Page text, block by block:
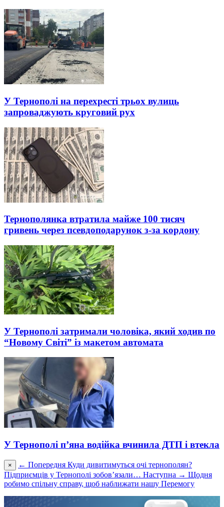
У Тернополі на перехресті трьох вулиць
запроваджують круговий рух
Тернополянка втратила майже 100 тисяч
гривень через псевдоподарунок з-за кордону
У Тернополі затримали чоловіка, який ходив по
“Новому Світі” із макетом автомата
У Тернополі п’яна водійка вчинила ДТП і втекла
× ← Попередня Куди дивитимуться очі тернополян?
Підприємців у Тернополі зобов’язали… Наступна → Щодня
робимо спільну справу, щоб наближати нашу Перемогу